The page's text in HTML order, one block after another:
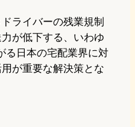
ライバーの残業規制
が低下する、いわゆ
る日本の宅配業界に対
が重要な解決策とな